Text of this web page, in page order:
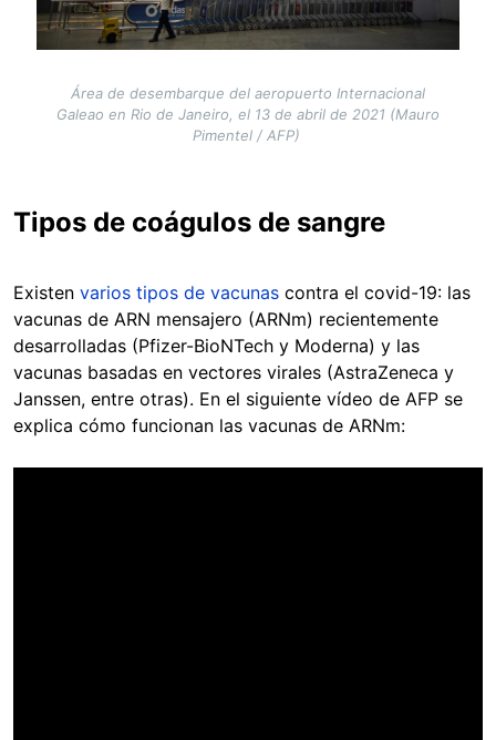
Área de desembarque del aeropuerto Internacional
Galeao en Rio de Janeiro, el 13 de abril de 2021 (Mauro
Pimentel / AFP)
Tipos de coágulos de sangre
Existen varios tipos de vacunas contra el covid-19: las
vacunas de ARN mensajero (ARNm) recientemente
desarrolladas (Pfizer-BioNTech y Moderna) y las
vacunas basadas en vectores virales (AstraZeneca y
Janssen, entre otras). En el siguiente vídeo de AFP se
explica cómo funcionan las vacunas de ARNm: